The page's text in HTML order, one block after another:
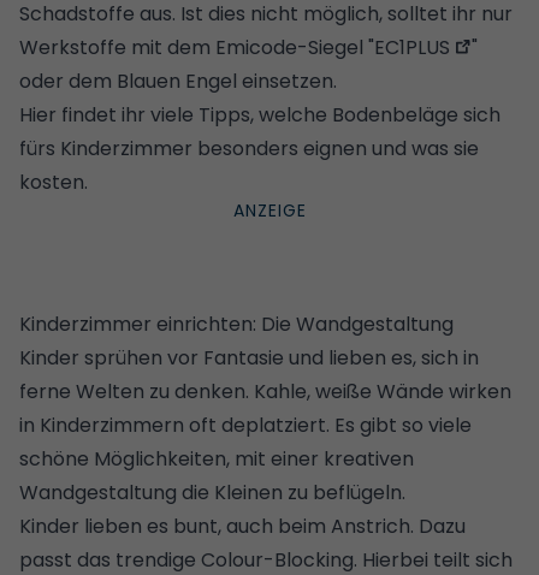
Schadstoffe aus. Ist dies nicht möglich, solltet ihr nur
Werkstoffe mit dem Emicode-Siegel "EC1PLUS
"
oder dem Blauen Engel einsetzen.
Hier findet ihr viele Tipps,welche Bodenbeläge sich
fürs Kinderzimmer besonders eignen und was sie
kosten.
Kinderzimmer einrichten: Die Wandgestaltung
Kinder sprühen vor Fantasie und lieben es, sich in
ferne Welten zu denken. Kahle, weiße Wände wirken
in Kinderzimmern oft deplatziert. Es gibt so viele
schöne Möglichkeiten, mit einer kreativen
Wandgestaltung die Kleinen zu beflügeln.
Kinder lieben es bunt, auch beim Anstrich. Dazu
passt das trendige Colour-Blocking. Hierbei teilt sich